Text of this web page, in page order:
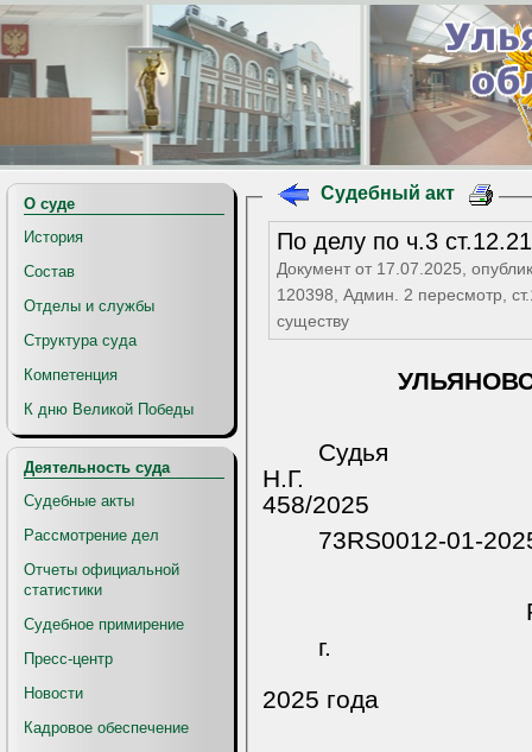
О суде
История
Состав
Отделы и службы
Структура суда
Компетенция
К дню Великой Победы
Деятельность суда
Судебные акты
Рассмотрение дел
Отчеты официальной
статистики
Судебное примирение
Пресс-центр
Новости
Кадровое обеспечение
Судебный акт
По делу по ч.3
Документ от 17.07.2025,
120398, Админ. 2 пересмотр,
существу
Н.Г.
458/2025
73RS0012-01-
г.
2025 года